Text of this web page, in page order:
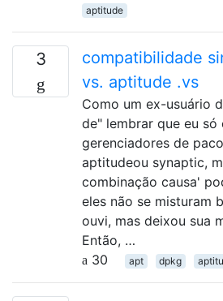
aptitude
3
compatibilidade
vs. aptitude .vs
Como um ex-usuário
de" lembrar que eu só
gerenciadores de
aptitudeou synaptic,
combinação causa'
eles não se misturam
ouvi, mas deixou sua
Então, …
30
apt dpkg